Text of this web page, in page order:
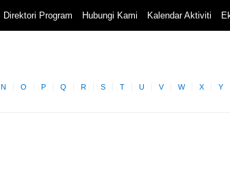
Direktori Program Hubungi Kami Kalendar Aktiviti
N O P Q R S T U V W X Y